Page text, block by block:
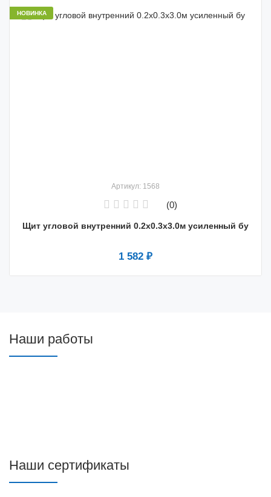
НОВИНКА
Артикул: 1568
(0)
Щит угловой внутренний 0.2х0.3х3.0м усиленный бу
1 582 ₽
Наши работы
Наши сертификаты